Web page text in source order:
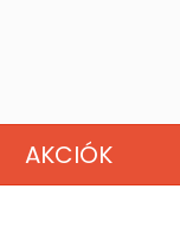
AKCIÓK